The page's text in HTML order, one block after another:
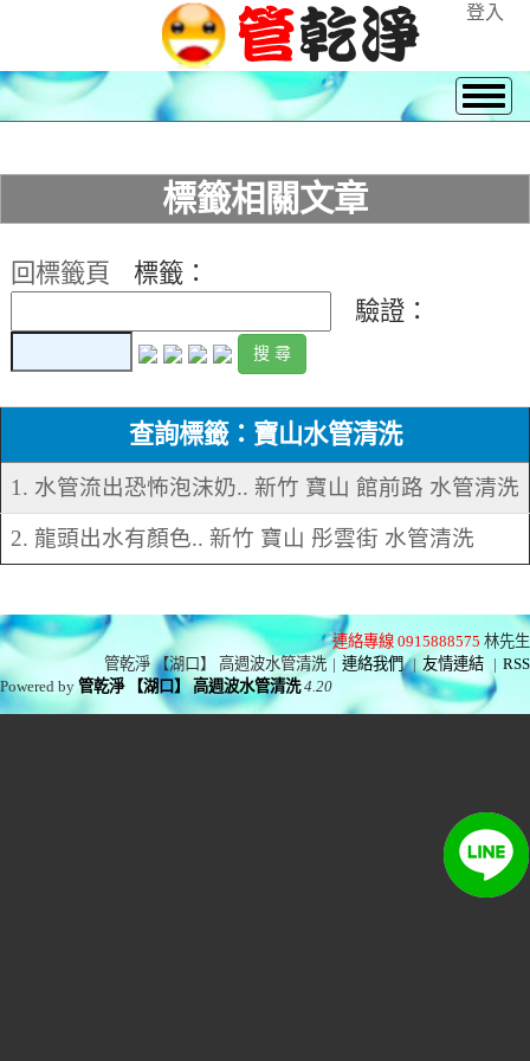
登入
標籤相關文章
回標籤頁
標籤：
驗證：
查詢標籤：寶山水管清洗
1. 水管流出恐怖泡沫奶.. 新竹 寶山 館前路 水管清洗
2. 龍頭出水有顏色.. 新竹 寶山 彤雲街 水管清洗
連絡專線 0915888575 林先生
管乾淨 【湖口】 高週波水管清洗 | 連絡我們 | 友情連結 | RSS
Powered by管乾淨 【湖口】 高週波水管清洗 4.20